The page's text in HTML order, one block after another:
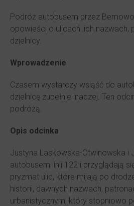
Podróż autobusem przez
opowieści o ulicach, ich nazwach,
dzielnicy.
Wprowadzenie
Czasem wystarczy wsiąść do
dzielnicę zupełnie inaczej. Ten
podróżą.
Opis odcinka
Justyna Laskowska-Otwinowska i
autobusem linii 122 i przyglądają
pryzmat ulic, które mijają po
historii, dawnych nazwach,
urbanistycznym, który stopniowo